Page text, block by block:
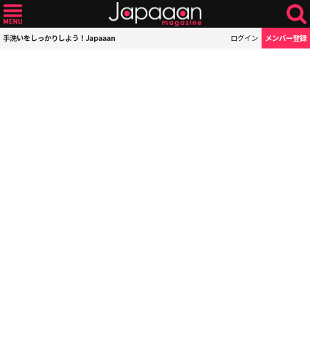
手洗いをしっかりしよう！Japaaan ログイン メンバー登録